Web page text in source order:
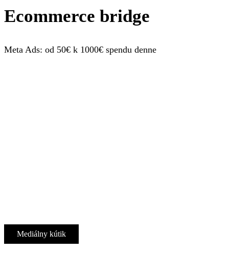
Ecommerce bridge
Meta Ads: od 50€ k 1000€ spendu denne
Mediálny kútik